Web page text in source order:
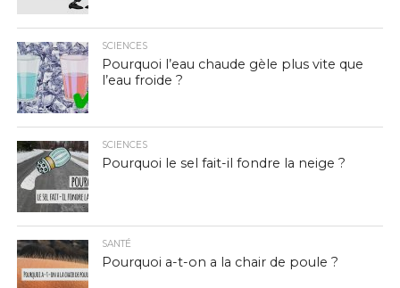
SCIENCES
Pourquoi l’eau chaude gèle plus vite que
l’eau froide ?
SCIENCES
Pourquoi le sel fait-il fondre la neige ?
SANTÉ
Pourquoi a-t-on a la chair de poule ?